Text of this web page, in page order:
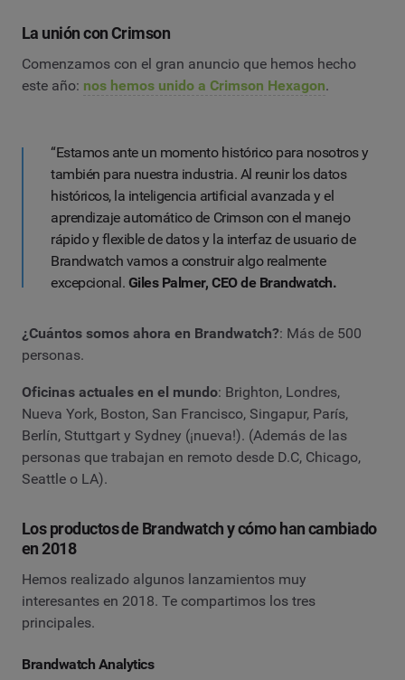
La unión con Crimson
Comenzamos con el gran anuncio que hemos hecho
este año: nos hemos unido a Crimson Hexagon.
“Estamos ante un momento histórico para nosotros y
también para nuestra industria. Al reunir los datos
históricos, la inteligencia artificial avanzada y el
aprendizaje automático de Crimson con el manejo
rápido y flexible de datos y la interfaz de usuario de
Brandwatch vamos a construir algo realmente
excepcional. Giles Palmer, CEO de Brandwatch.
¿Cuántos somos ahora en Brandwatch?: Más de 500
personas.
Oficinas actuales en el mundo: Brighton, Londres,
Nueva York, Boston, San Francisco, Singapur, París,
Berlín, Stuttgart y Sydney (¡nueva!). (Además de las
personas que trabajan en remoto desde D.C, Chicago,
Seattle o LA).
Los productos de Brandwatch y cómo han cambiado
en 2018
Hemos realizado algunos lanzamientos muy
interesantes en 2018. Te compartimos los tres
principales.
Brandwatch Analytics